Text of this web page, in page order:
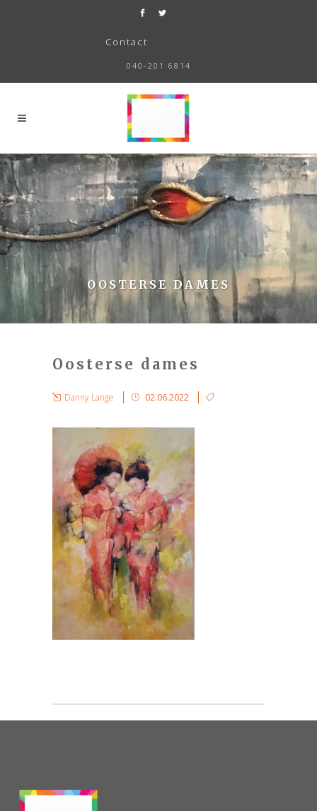
Contact
040-201 6814
OOSTERSE DAMES
Oosterse dames
Danny Lange 02.06.2022